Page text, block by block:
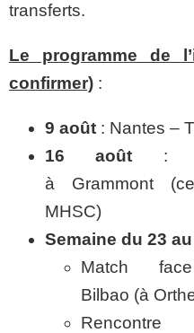
transferts.
Le programme de
confirmer) :
9 août : Nantes –
16 août :
à Grammont
MHSC)
Semaine du 23
Match
Bilbao (à
Rencontre